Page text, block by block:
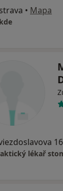
• Mapa
lékař